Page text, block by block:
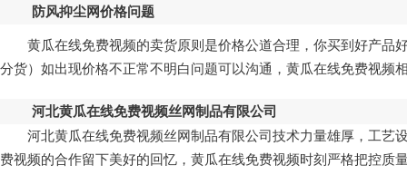
防风抑尘网价格问题
黄瓜在线免费视频的卖货原则是价格公道合理，你买到好产品好
分货）如出现价格不正常不明白问题可以沟通，黄瓜在线免费视
河北黄瓜在线免费视频丝网制品有限公司
河北黄瓜在线免费视频丝网制品有限公司技术力量雄厚，工艺设
费视频的合作留下美好的回忆，黄瓜在线免费视频时刻严格把控质